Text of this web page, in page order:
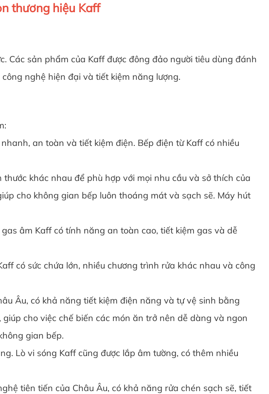
thương hiệu Kaff
Các sản phẩm của Kaff được đông đảo người tiêu dùng đánh
nghệ hiện đại và tiết kiệm năng lượng.
an toàn và tiết kiệm điện. Bếp điện từ Kaff có nhiều
khác nhau để phù hợp với mọi nhu cầu và sở thích của
cho không gian bếp luôn thoáng mát và sạch sẽ. Máy hút
âm Kaff có tính năng an toàn cao, tiết kiệm gas và dễ
có sức chứa lớn, nhiều chương trình rửa khác nhau và công
Âu, có khả năng tiết kiệm điện năng và tự vệ sinh bằng
cho việc chế biến các món ăn trở nên dễ dàng và ngon
gian bếp.
Lò vi sóng Kaff cũng được lắp âm tường, có thêm nhiều
tiên tiến của Châu Âu, có khả năng rửa chén sạch sẽ, tiết